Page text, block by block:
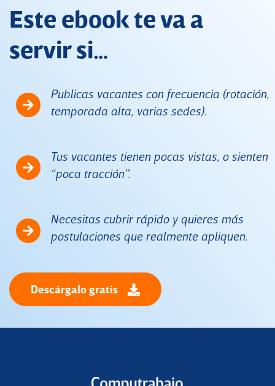
Este ebook te va a
servir si…
Publicas vacantes con frecuencia (rotación,
temporada alta, varias sedes).
Tus vacantes tienen pocas vistas, o sienten
“poca tracción”.
Necesitas cubrir rápido y quieres más
postulaciones que realmente apliquen.
Descárgalo gratis